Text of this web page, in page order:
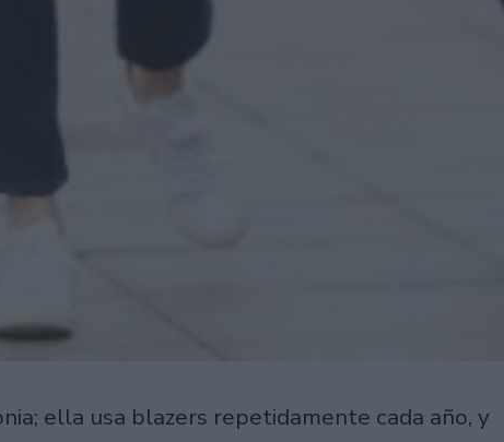
ella usa blazers repetidamente cada año, y